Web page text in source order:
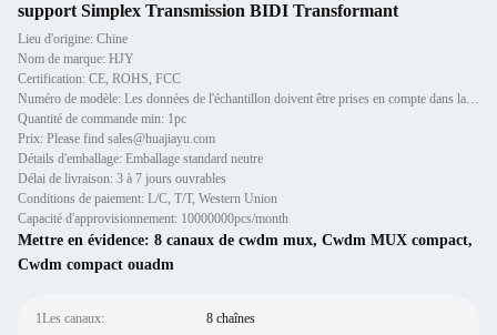
support Simplex Transmission BIDI Transformant
Lieu d'origine: Chine
Nom de marque: HJY
Certification: CE, ROHS, FCC
Numéro de modèle: Les données de l'échantillon doivent être prises en compte dans la mesure où elles sont suffisantes.
Quantité de commande min: 1pc
Prix: Please find sales@huajiayu.com
Détails d'emballage: Emballage standard neutre
Délai de livraison: 3 à 7 jours ouvrables
Conditions de paiement: L/C, T/T, Western Union
Capacité d'approvisionnement: 10000000pcs/month
Mettre en évidence: 8 canaux de cwdm mux, Cwdm MUX compact,
Cwdm compact ouadm
1Les canaux: 8 chaînes